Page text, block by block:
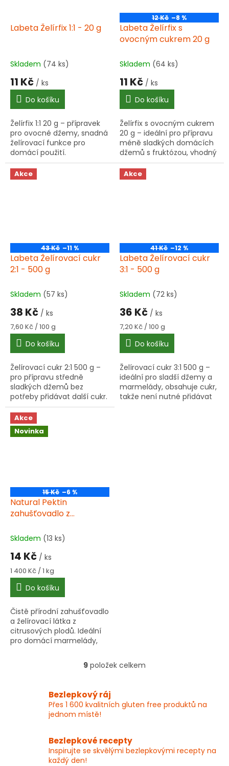
Labeta Želírfix 1:1 - 20 g
Skladem (74 ks)
11 Kč / ks
Do košíku
Želírfix 1:1 20 g – přípravek
pro ovocné džemy, snadná
želírovací funkce pro
domácí použití.
12 Kč –8 %
Labeta Želírfix s
ovocným cukrem 20 g
Skladem (64 ks)
11 Kč / ks
Do košíku
Želírfix s ovocným cukrem
20 g – ideální pro přípravu
méně sladkých domácích
džemů s fruktózou, vhodný
pro kyselejší ovoce.
Akce
43 Kč –11 %
Labeta Želírovací cukr
2:1 - 500 g
Skladem (57 ks)
38 Kč / ks
Měrná
cena:
7,60 Kč / 100 g
Do košíku
Želírovací cukr 2:1 500 g –
pro přípravu středně
sladkých džemů bez
potřeby přidávat další cukr.
Snadná a rychlá domácí
marmeláda.
Akce
41 Kč –12 %
Labeta Želírovací cukr
3:1 - 500 g
Skladem (72 ks)
36 Kč / ks
Měrná
cena:
7,20 Kč / 100 g
Do košíku
Želírovací cukr 3:1 500 g –
ideální pro sladší džemy a
marmelády, obsahuje cukr,
takže není nutné přidávat
Akce
Novinka
15 Kč –6 %
Natural Pektin
zahušťovadlo z
Skladem (13 ks)
14 Kč / ks
Měrná
cena:
1 400 Kč / 1 kg
Do košíku
Čistě přírodní zahušťovadlo
a želírovací látka z
citrusových plodů. Ideální
pro domácí marmelády,
Dávkování: 10 g pektinu na 1
kg směsi. Bez umělých
O
á
d
í
p
r
9 položek celkem
Bezlepkový ráj
Přes 1 600 kvalitních gluten free produktů na
jednom místě!
Bezlepkové recepty
Inspirujte se skvělými bezlepkovými recepty na
každý den!